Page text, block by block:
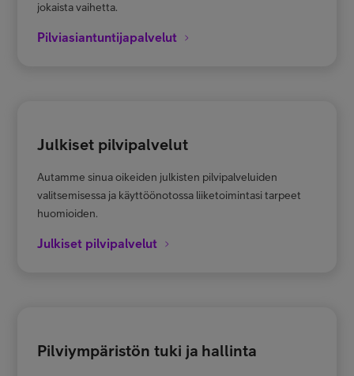
jokaista vaihetta.
Pilviasiantuntijapalvelut
Julkiset pilvipalvelut
Autamme sinua oikeiden julkisten pilvipalveluiden
valitsemisessa ja käyttöönotossa liiketoimintasi tarpeet
huomioiden.
Julkiset pilvipalvelut
Pilviympäristön tuki ja hallinta